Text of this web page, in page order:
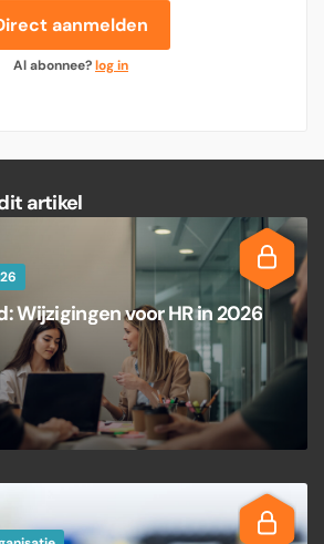
aanmelden
Al abonnee?log in
artikel
Wijzigingen voor HR in 2026